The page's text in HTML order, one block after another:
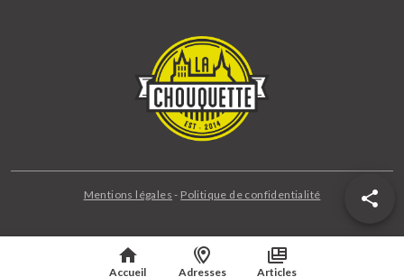
Mentions légales - Politique de confidentialité
Accueil Adresses Articles